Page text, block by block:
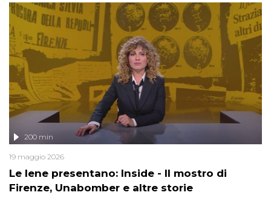
Le Iene presentano: Inside - Il mostro di
Firenze, Unabomber e altre storie
200 min
19 maggio 2026